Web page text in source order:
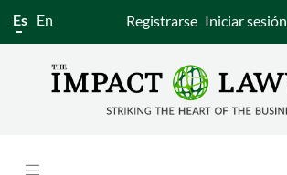
Es En Registrarse Iniciar sesión